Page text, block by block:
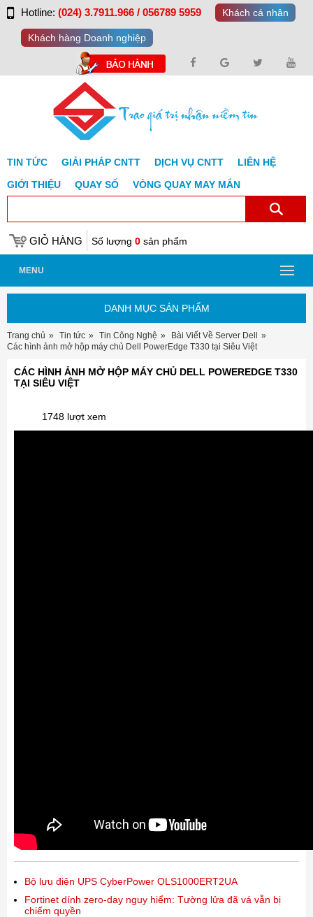
Hotline: (024) 3.7911.966 / 056789 5959 Khách cá nhân
Khách hàng Doanh nghiệp
TIN TỨC GIẢI PHÁP CNTT DỊCH VỤ CNTT
LIÊN HỆ
GIỚI THIỆU
QUAY SỐ VÒNG QUAY MAY MẮN
GIỎ HÀNG Số lượng 0 sản phẩm
MENU
DANH MỤC SẢN PHẨM
Trang chủ Tin tức Tin Công Nghệ
Bài Viết Về Server Dell
Các hình ảnh mở hộp máy chủ Dell PowerEdge T330 tại Siêu Việt
CÁC HÌNH ẢNH MỞ HỘP MÁY CHỦ DELL POWEREDGE T330
TẠI SIÊU VIỆT
1748 lượt xem
Bộ lưu điện UPS CyberPower OLS1000ERT2UA
Fortinet dính zero-day nguy hiểm: Tường lửa đã vá vẫn bị
chiếm quyền